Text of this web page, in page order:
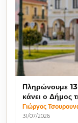
Πληρώνουμε
κάνει ο Δήμος
Γιώργος
31/07/2026